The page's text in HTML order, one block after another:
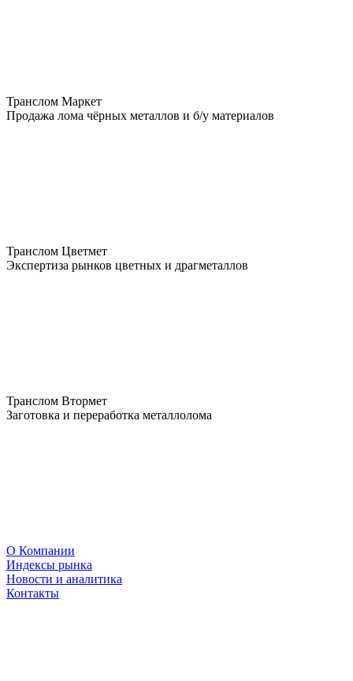
Транслом Маркет
Продажа лома чёрных металлов и б/у материалов
Транслом Цветмет
Экспертиза рынков цветных и драгметаллов
Транслом Втормет
Заготовка и переработка металлолома
О Компании
Индексы рынка
Новости и аналитика
Контакты